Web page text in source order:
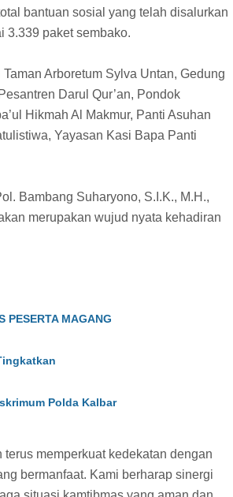
bantuan sosial yang telah disalurkan
3.339 paket sembako.
Arboretum Sylva Untan, Gedung
Darul Qur’an, Pondok
Hikmah Al Makmur, Panti Asuhan
Yayasan Kasi Bapa Panti
Bambang Suharyono, S.I.K., M.H.,
merupakan wujud nyata kehadiran
PESERTA MAGANG
Polda Kalbar
memperkuat kedekatan dengan
bermanfaat. Kami berharap sinergi